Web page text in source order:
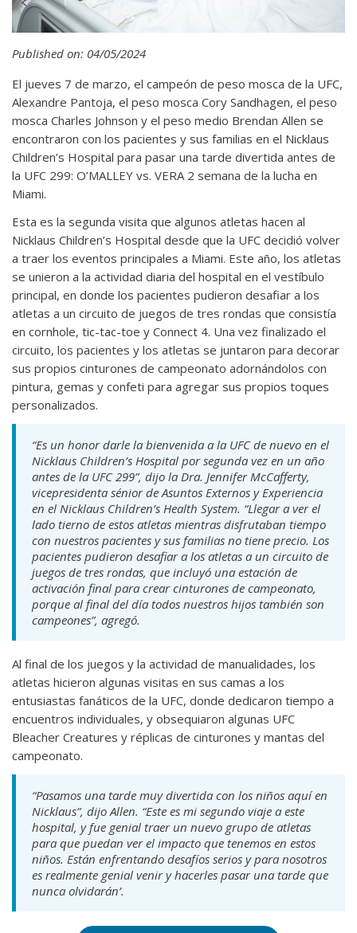
Published on: 04/05/2024
El jueves 7 de marzo, el campeón de peso mosca de la UFC,
Alexandre Pantoja, el peso mosca Cory Sandhagen, el peso
mosca Charles Johnson y el peso medio Brendan Allen se
encontraron con los pacientes y sus familias en el Nicklaus
Children’s Hospital para pasar una tarde divertida antes de
la UFC 299: O’MALLEY vs. VERA 2 semana de la lucha en
Miami.
Esta es la segunda visita que algunos atletas hacen al
Nicklaus Children’s Hospital desde que la UFC decidió volver
a traer los eventos principales a Miami. Este año, los atletas
se unieron a la actividad diaria del hospital en el vestíbulo
principal, en donde los pacientes pudieron desafiar a los
atletas a un circuito de juegos de tres rondas que consistía
en cornhole, tic-tac-toe y Connect 4. Una vez finalizado el
circuito, los pacientes y los atletas se juntaron para decorar
sus propios cinturones de campeonato adornándolos con
pintura, gemas y confeti para agregar sus propios toques
personalizados.
“Es un honor darle la bienvenida a la UFC de nuevo en el
Nicklaus Children’s Hospital por segunda vez en un año
antes de la UFC 299”, dijo la Dra. Jennifer McCafferty,
vicepresidenta sénior de Asuntos Externos y Experiencia
en el Nicklaus Children’s Health System. “Llegar a ver el
lado tierno de estos atletas mientras disfrutaban tiempo
con nuestros pacientes y sus familias no tiene precio. Los
pacientes pudieron desafiar a los atletas a un circuito de
juegos de tres rondas, que incluyó una estación de
activación final para crear cinturones de campeonato,
porque al final del día todos nuestros hijos también son
campeones”, agregó.
Al final de los juegos y la actividad de manualidades, los
atletas hicieron algunas visitas en sus camas a los
entusiastas fanáticos de la UFC, donde dedicaron tiempo a
encuentros individuales, y obsequiaron algunas UFC
Bleacher Creatures y réplicas de cinturones y mantas del
campeonato.
“Pasamos una tarde muy divertida con los niños aquí en
Nicklaus”, dijo Allen. “Este es mi segundo viaje a este
hospital, y fue genial traer un nuevo grupo de atletas
para que puedan ver el impacto que tenemos en estos
niños. Están enfrentando desafíos serios y para nosotros
es realmente genial venir y hacerles pasar una tarde que
nunca olvidarán’.